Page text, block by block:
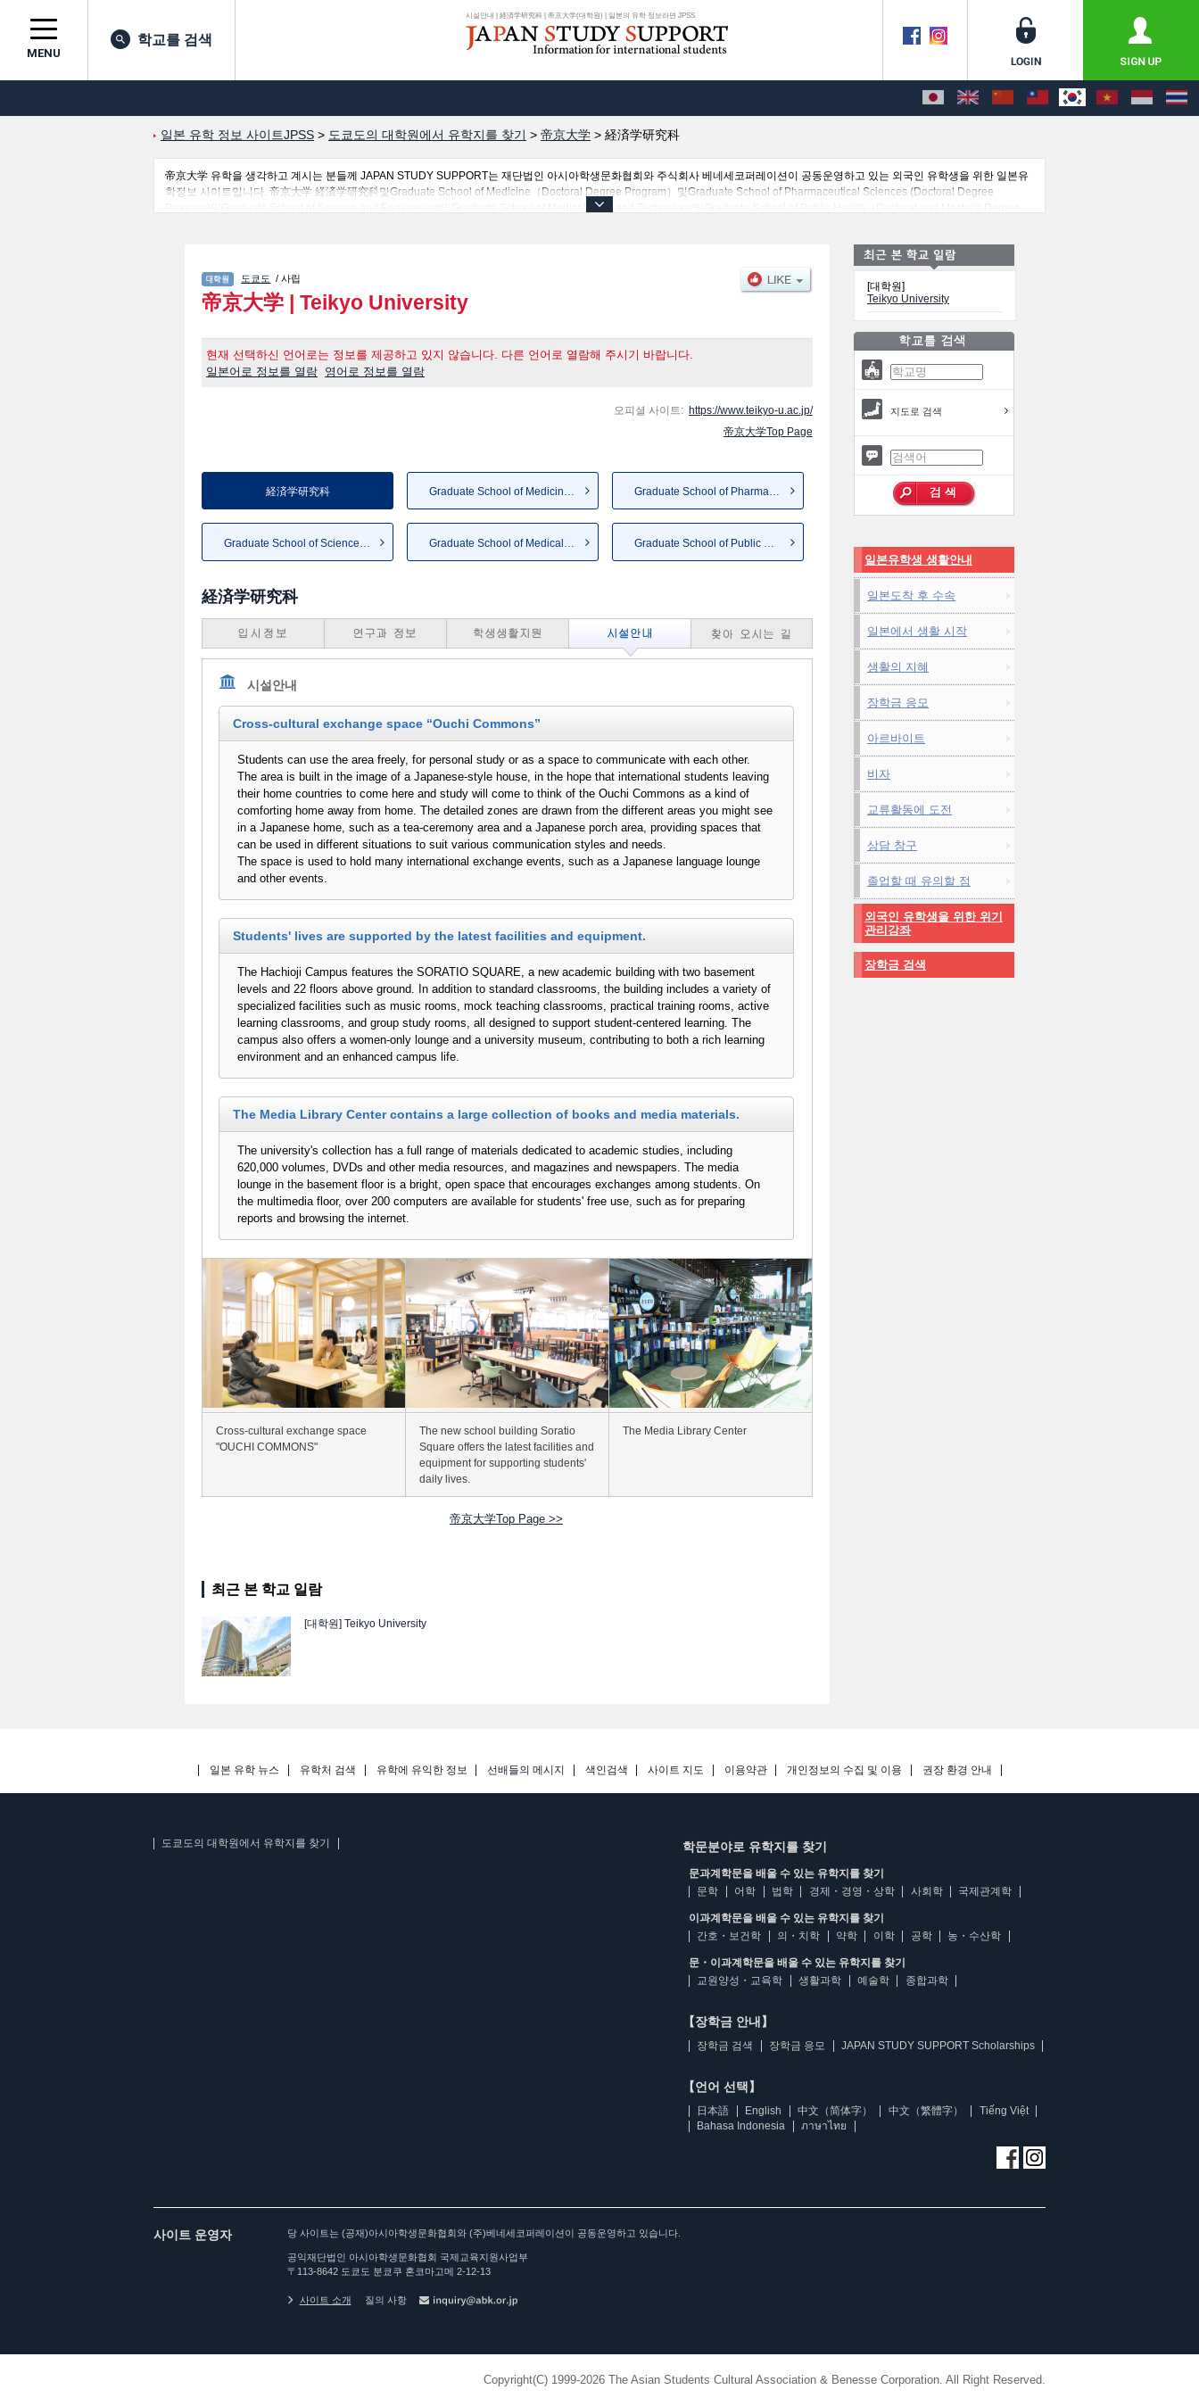
시설안내 | 経済学研究科 | 帝京大学(대학원) | 일본의 유학 정보라면 JPSS
MENU
학교를 검색
일본 유학 정보 사이트JPSS > 도쿄도의 대학원에서 유학지를 찾기 > 帝京大学 > 経済学研究科
帝京大学 유학을 생각하고 계시는 분들께 JAPAN STUDY SUPPORT는 재단법인 아시아학생문화협회와 주식회사 베네세코퍼레이션이 공동운영하고 있는 외국인 유학생을 위한 일본유
학정보 사이트입니다. 帝京大学 経済学研究科및Graduate School of Medicine（Doctoral Degree Program）및Graduate School of Pharmaceutical Sciences (Doctoral Degree
Program)및Graduate School of Science and Engineering및Graduate School of Medical Care and Technology및Graduate School of Public Health（Doctoral and Master's Degree
도쿄도 / 사립
帝京大学 | Teikyo University
현재 선택하신 언어로는 정보를 제공하고 있지 않습니다. 다른 언어로 열람해 주시기 바랍니다.
일본어로 정보를 열람 영어로 정보를 열람
오피셜 사이트: https://www.teikyo-u.ac.jp/
帝京大学Top Page
経済学研究科 Graduate School of Medicine（... Graduate School of Pharmaceut...
経済学研究科
시설안내
Cross-cultural exchange space “Ouchi Commons”
Students can use the area freely, for personal study or as a space to communicate with each other.
The area is built in the image of a Japanese-style house, in the hope that international students leaving
their home countries to come here and study will come to think of the Ouchi Commons as a kind of
comforting home away from home. The detailed zones are drawn from the different areas you might see
in a Japanese home, such as a tea-ceremony area and a Japanese porch area, providing spaces that
can be used in different situations to suit various communication styles and needs.
The space is used to hold many international exchange events, such as a Japanese language lounge
and other events.
Students' lives are supported by the latest facilities and equipment.
The Hachioji Campus features the SORATIO SQUARE, a new academic building with two basement
levels and 22 floors above ground. In addition to standard classrooms, the building includes a variety of
specialized facilities such as music rooms, mock teaching classrooms, practical training rooms, active
learning classrooms, and group study rooms, all designed to support student-centered learning. The
campus also offers a women-only lounge and a university museum, contributing to both a rich learning
environment and an enhanced campus life.
The Media Library Center contains a large collection of books and media materials.
The university's collection has a full range of materials dedicated to academic studies, including
620,000 volumes, DVDs and other media resources, and magazines and newspapers. The media
lounge in the basement floor is a bright, open space that encourages exchanges among students. On
the multimedia floor, over 200 computers are available for students' free use, such as for preparing
reports and browsing the internet.
Cross-cultural exchange space
"OUCHI COMMONS"
The new school building Soratio
Square offers the latest facilities and
equipment for supporting students'
daily lives.
The Media Library Center
帝京大学Top Page >>
최근 본 학교 일람
[대학원] Teikyo University
[대학원]
Teikyo University
지도로 검색
일본유학생 생활안내
일본도착 후 수속
일본에서 생활 시작
생활의 지혜
장학금 응모
아르바이트
비자
교류활동에 도전
상담 창구
졸업할 때 유의할 점
외국인 유학생을 위한 위기
관리강좌
장학금 검색
일본 유학 뉴스 유학처 검색 유학에 유익한 정보 선배들의 메시지 색인검색 사이트 지도 이용약관 개인정보의 수집 및 이용 권장 환경 안내
도쿄도의 대학원에서 유학지를 찾기 학문분야로 유학지를 찾기
문과계학문을 배울 수 있는 유학지를 찾기
문학
어학 법학 경제・경영・상학 사회학 국제관계학
이과계학문을 배울 수 있는 유학지를 찾기
간호・보건학
의・치학 약학 이학 공학 농・수산학
문・이과계학문을 배울 수 있는 유학지를 찾기
교원양성・교육학
생활과학 예술학 종합과학
【장학금 안내】
장학금 검색 장학금 응모 JAPAN STUDY SUPPORT Scholarships
【언어 선택】
日本語 English 中文（简体字） 中文（繁體字）
Tiếng Việt
Bahasa Indonesia
ภาษาไทย
사이트 운영자 당 사이트는 (공재)아시아학생문화협회와 (주)베네세코퍼레이션이 공동운영하고 있습니다.
공익재단법인 아시아학생문화협회 국제교육지원사업부
〒113-8642 도쿄도 분쿄쿠 혼코마고메 2-12-13
사이트 소개 질의 사항
Copyright(C) 1999-2026 The Asian Students Cultural Association & Benesse Corporation. All Right Reserved.